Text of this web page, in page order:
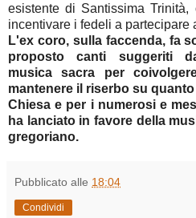
esistente di Santissima
incentivare i fedeli a partecipare
L'ex coro, sulla faccenda, fa
proposto canti suggeriti
musica sacra per
mantenere il riserbo su
Chiesa e per i numerosi e
ha lanciato in favore della
gregoriano.
Pubblicato alle 18:04
Condividi